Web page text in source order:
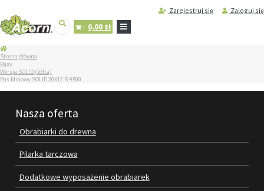
Zarejestruj się Zaloguj się
0,00 zł
STRONA
GŁÓWNA
SERWIS
MASZYN
OBRABIARKI DO DREWNA
Strona główna
Pasy
Wersja SOLID (żółta)
Pas klinowy SOLID 20X12.5-9500
Nasza oferta
Obrabiarki do drewna
Pilarka tarczowa
Dodatkowe wyposażenie obrabiarek